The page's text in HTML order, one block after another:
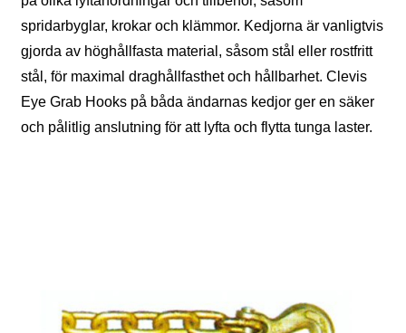
spridarbyglar, krokar och klämmor. Kedjorna är vanligtvis
gjorda av höghållfasta material, såsom stål eller rostfritt
stål, för maximal draghållfasthet och hållbarhet. Clevis
Eye Grab Hooks på båda ändarnas kedjor ger en säker
och pålitlig anslutning för att lyfta och flytta tunga laster.